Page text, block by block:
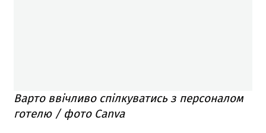
Варто ввічливо спілкуватись з персоналом
готелю / фото Canva